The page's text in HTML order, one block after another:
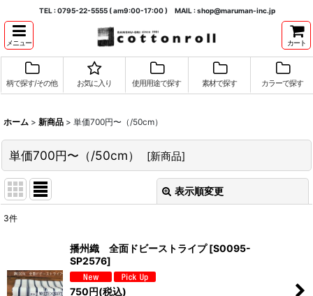
TEL : 0795-22-5555 ( am9:00-17:00 ) MAIL : shop@maruman-inc.jp
メニュー カート
柄で探す/その他 お気に入り 使用用途で探す 素材で探す カラーで探す
ホーム > 新商品 > 単価700円〜（/50cm）
単価700円〜（/50cm） [新商品]
表示順変更
並び順:
3件
播州織 全面ドビーストライプ [S0095-
SP2576]
750円(税込)